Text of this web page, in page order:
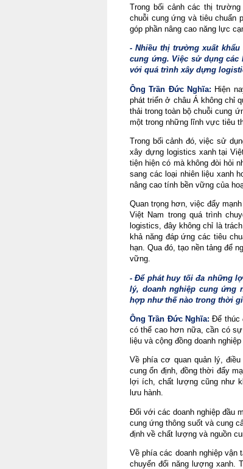
Trong bối cảnh các thị
chuỗi cung ứng và tiêu chuẩn
góp phần nâng cao năng lực
- Nhiều thị trường xuất khẩu
cung ứng. Việc sử dụng
với quá trình xây dựng
Ông Trần Đức Nghĩa: Hiện
phát triển ở châu Á không chỉ
thải trong toàn bộ chuỗi cung
một trong những lĩnh vực tiêu
Trong bối cảnh đó, việc sử
xây dựng logistics xanh tại
tiện hiện có mà không đòi hỏi
sang các loại nhiên liệu xanh
nâng cao tính bền vững của
Quan trọng hơn, việc đẩy
Việt Nam trong quá trình
logistics, đây không chỉ là
khả năng đáp ứng các tiêu
hạn. Qua đó, tạo nền tảng để
vững.
- Để phát huy tối đa những
lý, doanh nghiệp cung ứng
hợp như thế nào trong thời
Ông Trần Đức Nghĩa: Để thúc
có thể cao hơn nữa, cần có
liệu và cộng đồng doanh
Về phía cơ quan quản lý,
cung ổn định, đồng thời đẩy
lợi ích, chất lượng cũng như
lưu hành.
Đối với các doanh nghiệp đầu
cung ứng thông suốt và cung
định về chất lượng và nguồn
Về phía các doanh nghiệp vận
chuyển đổi năng lượng xanh.